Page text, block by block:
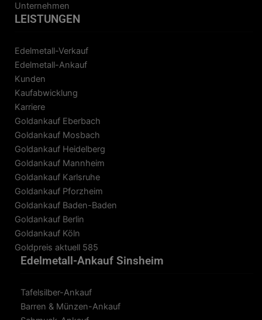
Unternehmen
LEISTUNGEN
Edelmetall-Verkauf
Edelmetall-Ankauf
Kunden
Kaufabwicklung
Karriere
Goldankauf Eberbach
Goldankauf Mosbach
Goldankauf Heidelberg
Goldankauf Mannheim
Goldankauf Karlsruhe
Goldankauf Pforzheim
Goldankauf Baden-Baden
Goldankauf Berlin
Goldankauf Köln
Goldpreis aktuell 585
Edelmetall-Ankauf Sinsheim
Tafelsilber-Ankauf
Barren & Münzen-Ankauf